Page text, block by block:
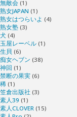
無敵会 (1)
熟女JAPAN (1)
熟女はつらいよ (4)
熟女塾 (3)
犬 (4)
玉屋レーベル (1)
生貝 (6)
痴女ヘブン (38)
神回 (1)
禁断の果実 (6)
稀 (1)
笠倉出版社 (3)
素人39 (1)
素人CLOVER (15)